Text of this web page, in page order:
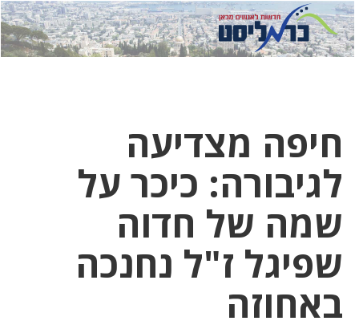
לחץ
כאן
לחץ
כדי
חיפה מצדיעה
לגיבורה: כיכר על
שמה של חדוה
שפיגל ז"ל נחנכה
באחוזה